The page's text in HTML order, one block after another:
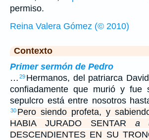
permiso.
Reina Valera Gómez (© 2010)
Contexto
Primer sermón de Pedro
… 29 Hermanos, del patriarca
confiadamente que murió y fue
sepulcro está entre nosotros
30 Pero siendo profeta, y
HABIA JURADO SENTAR a
DESCENDIENTES EN SU